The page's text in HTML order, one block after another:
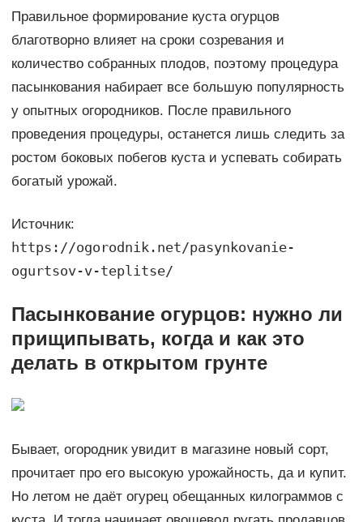
Правильное формирование куста огурцов
благотворно влияет на сроки созревания и
количество собранных плодов, поэтому процедура
пасынкования набирает все большую популярность
у опытных огородников. После правильного
проведения процедуры, останется лишь следить за
ростом боковых побегов куста и успевать собирать
богатый урожай.
Источник:
https://ogorodnik.net/pasynkovanie-
ogurtsov-v-teplitse/
Пасынкование огурцов: нужно ли
прищипывать, когда и как это
делать в открытом грунте
Бывает, огородник увидит в магазине новый сорт,
прочитает про его высокую урожайность, да и купит.
Но летом не даёт огурец обещанных килограммов с